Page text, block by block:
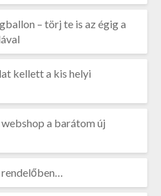
– törj te is az égig a
kellett a kis helyi
a barátom új